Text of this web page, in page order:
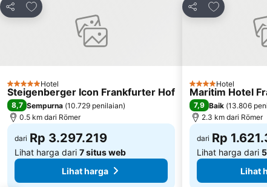
Bagikan
Tambahkan ke favorit
5 BintangHotel
Steigenberger Icon Frankfurter Hof
8,7 Sempurna (10.729 penilaian)
0.5 km dari Römer
dari Rp 3.297.219
Lihat harga dari 7 situs web
Lihat harga
Bagikan
Tambahkan
4 Bintang
Hotel
Maritim Hotel
7,9 Baik (13.806
2.3 km dari Römer
dari Rp
Lihat harga dari
Lihat